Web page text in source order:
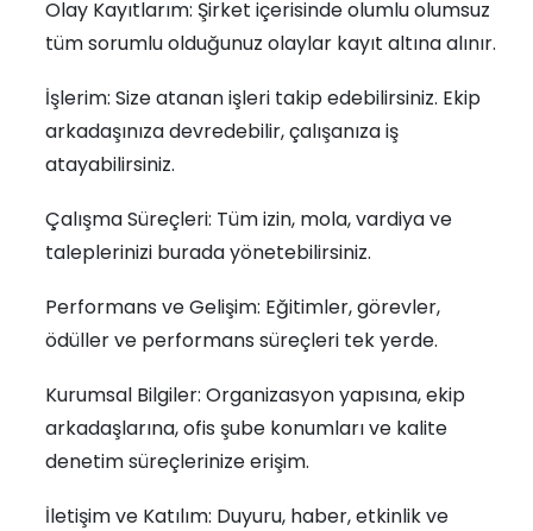
Olay Kayıtlarım: Şirket içerisinde olumlu olumsuz
tüm sorumlu olduğunuz olaylar kayıt altına alınır.
İşlerim: Size atanan işleri takip edebilirsiniz. Ekip
arkadaşınıza devredebilir, çalışanıza iş
atayabilirsiniz.
Çalışma Süreçleri: Tüm izin, mola, vardiya ve
taleplerinizi burada yönetebilirsiniz.
Performans ve Gelişim: Eğitimler, görevler,
ödüller ve performans süreçleri tek yerde.
Kurumsal Bilgiler: Organizasyon yapısına, ekip
arkadaşlarına, ofis şube konumları ve kalite
denetim süreçlerinize erişim.
İletişim ve Katılım: Duyuru, haber, etkinlik ve